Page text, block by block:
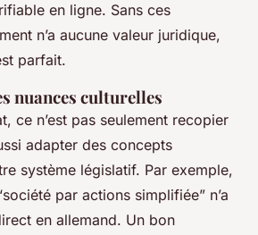
en ligne. Sans ces
n’a aucune valeur juridique,
parfait.
nuances culturelles
ce n’est pas seulement recopier
adapter des concepts
système législatif. Par exemple,
société par actions simplifiée” n’a
en allemand. Un bon